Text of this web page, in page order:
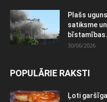
Plašs
satiksme
30/06/2026
POPULĀRIE RAKSTI
Ļoti